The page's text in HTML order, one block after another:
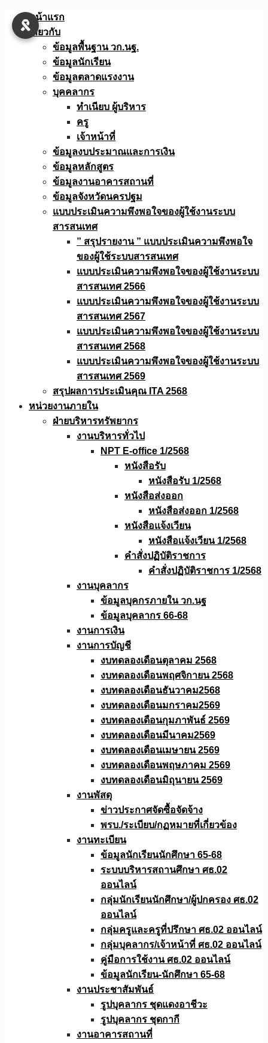
Skip
หน้าแรก
เกี่ยวกับ
ข้อมูลพื้นฐาน วก.นฐ.
ข้อมูลนักเรียน
ข้อมูลตลาดแรงงาน
บุคคลากร
ทำเนียบ ผู้บริหาร
ครู
เจ้าหน้าที่
ข้อมูลงบประมาณเเละการเงิน
ข้อมูลหลักสูตร
ข้อมูลงานอาคารสถานที่
ข้อมูลจังหวัดนครปฐม
แบบประเมินความพึงพอใจของผู้ใช้งานระบบ
สารสนเทศ
” สรุปรายงาน ” แบบประเมินความพึงพอใจ
ของผู้ใช้ระบบสารสนเทศ
แบบประเมินความพึงพอใจของผู้ใช้งานระบบ
สารสนเทศ 2566
แบบประเมินความพึงพอใจของผู้ใช้งานระบบ
สารสนเทศ 2567
แบบประเมินความพึงพอใจของผู้ใช้งานระบบ
สารสนเทศ 2568
แบบประเมินความพึงพอใจของผู้ใช้งานระบบ
สารสนเทศ 2569
สรุปผลการประเมินคุณ ITA 2568
หน่วยงานภายใน
ฝ่ายบริหารทรัพยากร
งานบริหารทั่วไป
NPT E-office 1/2568
หนังสือรับ
หนังสือรับ 1/2568
หนังสือส่งออก
หนังสือส่งออก 1/2568
หนังสือแจ้งเวียน
หนังสือเเจ้งเวียน 1/2568
คำสั่งปฏิบัติราชการ
คำสั่งปฏิบัติราชการ 1/2568
งานบุคลากร
ข้อมูลบุคกรภายใน วก.นฐ
ข้อมูลบุคลากร 66-68
งานการเงิน
งานการบัญชี
งบทดลองเดือนตุลาคม 2568
งบทดลองเดือนพฤศจิกายน 2568
งบทดลองเดือนธันวาคม2568
งบทดลองเดือนมกราคม2569
งบทดลองเดือนกุมภาพันธ์ 2569
งบทดลองเดือนมีนาคม2569
งบทดลองเดือนเมษายน 2569
งบทดลองเดือนพฤษภาคม 2569
งบทดลองเดือนมิถุนายน 2569
งานพัสดุ
ข่าวประกาศจัดซื้อจัดจ้าง
พรบ./ระเบียบ/กฏหมายที่เกี่ยวข้อง
งานทะเบียน
ข้อมูลนักเรียนนักศึกษา 65-68
ระบบบริหารสถานศึกษา ศธ.02
ออนไลน์
กลุ่มนักเรียนนักศึกษา/ผู้ปกครอง ศธ.02
ออนไลน์
กลุ่มครูและครูที่ปรึกษา ศธ.02 ออนไลน์
กลุ่มบุคลากร/เจ้าหน้าที่ ศธ.02 ออนไลน์
คู่มือการใช้งาน ศธ.02 ออนไลน์
ข้อมูลนักเรียน-นักศึกษา 65-68
งานประชาสัมพันธ์
รูปบุคลากร ชุดแดงอาชีวะ
รูปบุคลากร ชุดกากี
งานอาคารสถานที่